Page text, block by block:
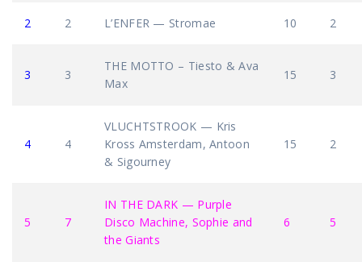
2 2 L’ENFER — Stromae 10 2
3 3
THE MOTTO – Tiesto & Ava
Max
15 3
4 4
VLUCHTSTROOK — Kris
Kross Amsterdam, Antoon
& Sigourney
15 2
5 7
IN THE DARK — Purple
Disco Machine, Sophie and
the Giants
6 5